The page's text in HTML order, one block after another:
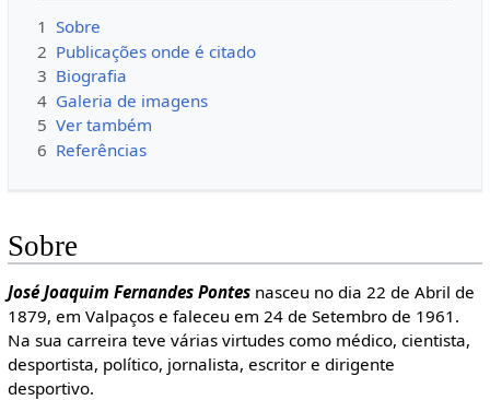
1 Sobre
2 Publicações onde é citado
3 Biografia
4 Galeria de imagens
5 Ver também
6 Referências
Sobre
José Joaquim Fernandes Pontesnasceu no dia 22 de Abril de
1879, em Valpaços e faleceu em 24 de Setembro de 1961.
Na sua carreira teve várias virtudes como médico, cientista,
desportista, político, jornalista, escritor e dirigente
desportivo.